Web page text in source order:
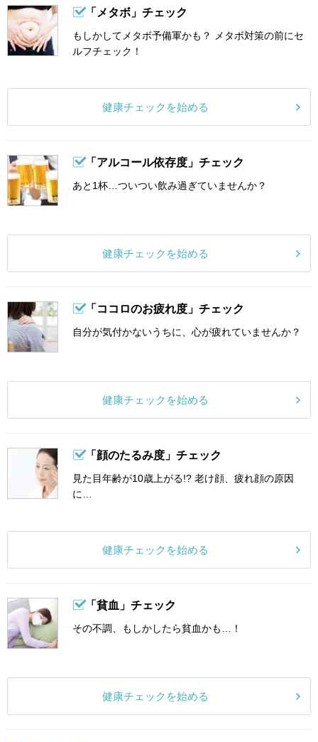
「メタボ」チェック
もしかしてメタボ予備軍かも？ メタボ対策の前にセ
ルフチェック！
健康チェックを始める
「アルコール依存度」チェック
あと1杯…ついつい飲み過ぎていませんか？
健康チェックを始める
「ココロのお疲れ度」チェック
自分が気付かないうちに、心が疲れていませんか？
健康チェックを始める
「顔のたるみ度」チェック
見た目年齢が10歳上がる!? 老け顔、疲れ顔の原因
に…
健康チェックを始める
「貧血」チェック
その不調、もしかしたら貧血かも…！
健康チェックを始める